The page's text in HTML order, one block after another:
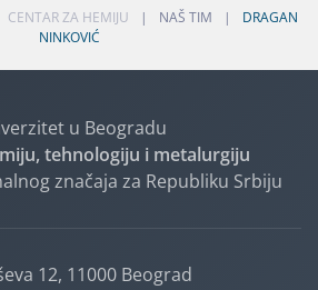
CENTAR ZA HEMIJU NAŠ TIM
DRAGAN
NINKOVIĆ
u Beogradu
tehnologiju i metalurgiju
značaja za Republiku Srbiju
12, 11000 Beograd